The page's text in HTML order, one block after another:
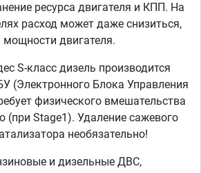
ресурса двигателя и КПП. На
расход может даже снизиться,
мощности двигателя.
S-класс дизель производится
(Электронного Блока Управления
физического вмешательства
(при Stage1). Удаление сажевого
необязательно!
и дизельные ДВС,